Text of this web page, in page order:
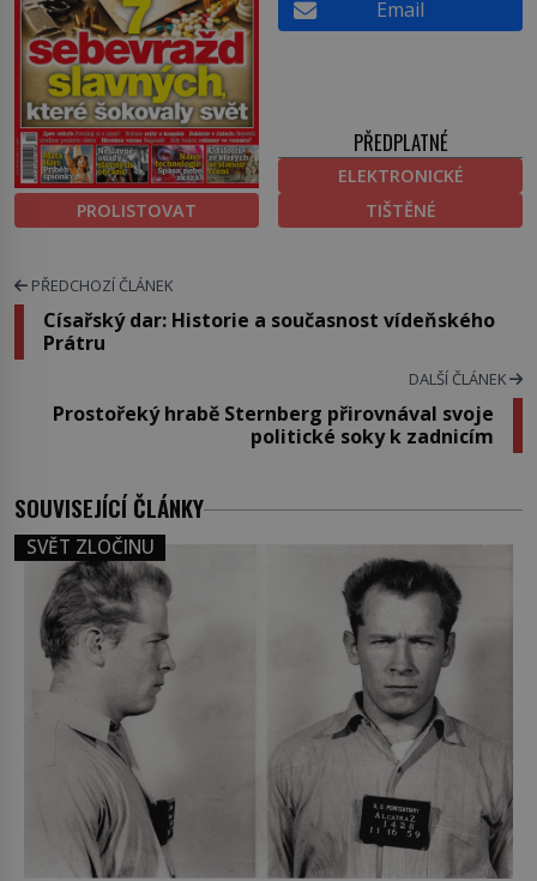
PROLISTOVAT
Email
PŘEDPLATNÉ
ELEKTRONICKÉ
TIŠTĚNÉ
PŘEDCHOZÍ ČLÁNEK
Císařský dar: Historie a současnost vídeňského
Prátru
DALŠÍ ČLÁNEK
Prostořeký hrabě Sternberg přirovnával svoje
politické soky k zadnicím
SOUVISEJÍCÍ ČLÁNKY
SVĚT ZLOČINU